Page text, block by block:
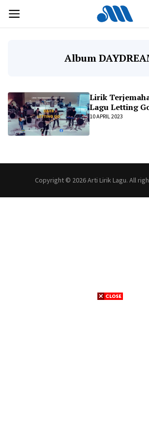
isi
MENU
Album
Lirik
Lagu Letting
10 APRIL 2023
Copyright © 2026 Arti Lirik Lagu. All